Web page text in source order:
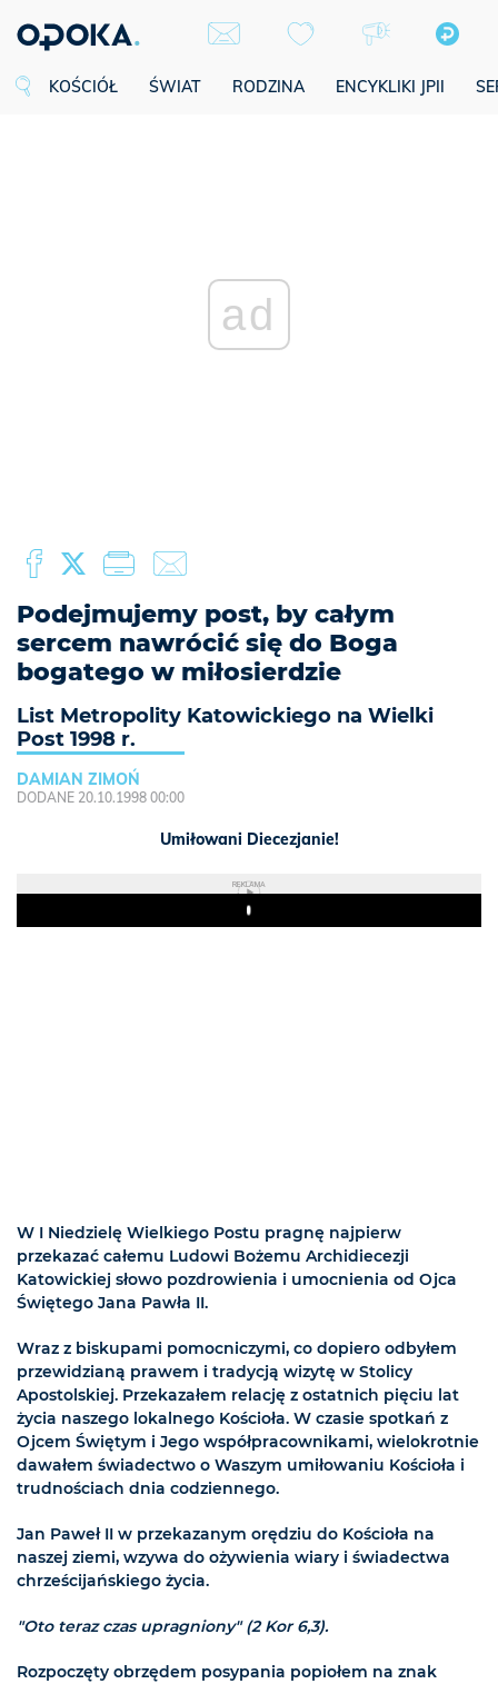
KOŚCIÓŁ ŚWIAT RODZINA ENCYKLIKI JPII
ad
Podejmujemy post, by całym
sercem nawrócić się do Boga
bogatego w miłosierdzie
List Metropolity Katowickiego na Wielki
Post 1998 r.
DAMIAN ZIMOŃ
DODANE 20.10.1998 00:00
Umiłowani Diecezjanie!
REKLAMA
Play
W I Niedzielę Wielkiego Postu pragnę najpierw
przekazać całemu Ludowi Bożemu Archidiecezji
Katowickiej słowo pozdrowienia i umocnienia od Ojca
Świętego Jana Pawła II.
Wraz z biskupami pomocniczymi, co dopiero odbyłem
przewidzianą prawem i tradycją wizytę w Stolicy
Apostolskiej. Przekazałem relację z ostatnich pięciu lat
życia naszego lokalnego Kościoła. W czasie spotkań z
Ojcem Świętym i Jego współpracownikami, wielokrotnie
dawałem świadectwo o Waszym umiłowaniu Kościoła i
trudnościach dnia codziennego.
Jan Paweł II w przekazanym orędziu do Kościoła na
naszej ziemi, wzywa do ożywienia wiary i świadectwa
chrześcijańskiego życia.
"Oto teraz czas upragniony" (2 Kor 6,3).
Rozpoczęty obrzędem posypania popiołem na znak